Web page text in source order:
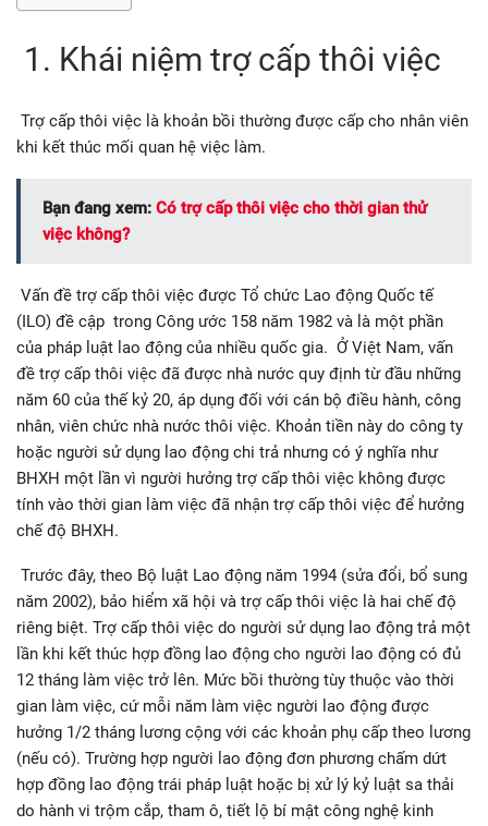
1. Khái niệm trợ cấp thôi việc
Trợ cấp thôi việc là khoản bồi thường được cấp cho nhân viên
khi kết thúc mối quan hệ việc làm.
Bạn đang xem: Có trợ cấp thôi việc cho thời gian thử
việc không?
Vấn đề trợ cấp thôi việc được Tổ chức Lao động Quốc tế
(ILO) đề cập trong Công ước 158 năm 1982 và là một phần
của pháp luật lao động của nhiều quốc gia. Ở Việt Nam, vấn
đề trợ cấp thôi việc đã được nhà nước quy định từ đầu những
năm 60 của thế kỷ 20, áp dụng đối với cán bộ điều hành, công
nhân, viên chức nhà nước thôi việc. Khoản tiền này do công ty
hoặc người sử dụng lao động chi trả nhưng có ý nghĩa như
BHXH một lần vì người hưởng trợ cấp thôi việc không được
tính vào thời gian làm việc đã nhận trợ cấp thôi việc để hưởng
chế độ BHXH.
Trước đây, theo Bộ luật Lao động năm 1994 (sửa đổi, bổ sung
năm 2002), bảo hiểm xã hội và trợ cấp thôi việc là hai chế độ
riêng biệt. Trợ cấp thôi việc do người sử dụng lao động trả một
lần khi kết thúc hợp đồng lao động cho người lao động có đủ
12 tháng làm việc trở lên. Mức bồi thường tùy thuộc vào thời
gian làm việc, cứ mỗi năm làm việc người lao động được
hưởng 1/2 tháng lương cộng với các khoản phụ cấp theo lương
(nếu có). Trường hợp người lao động đơn phương chấm dứt
hợp đồng lao động trái pháp luật hoặc bị xử lý kỷ luật sa thải
do hành vi trộm cắp, tham ô, tiết lộ bí mật công nghệ kinh